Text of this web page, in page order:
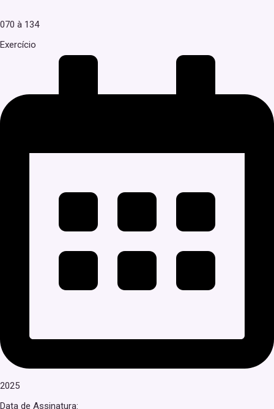
070 à 134
Exercício
2025
Data de Assinatura: